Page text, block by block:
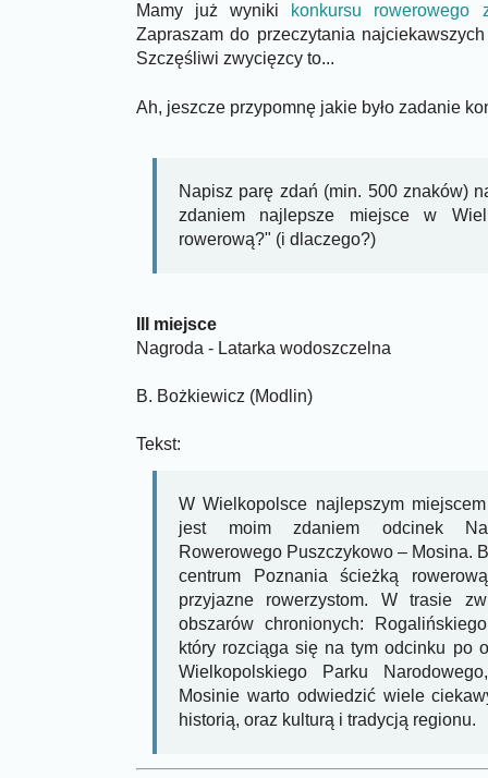
Mamy już wyniki konkursu
Zapraszam do przeczytania
Szczęśliwi zwycięzcy to...
Ah, jeszcze przypomnę jakie było zadanie
Napisz parę zdań (min. 500 znaków)
zdaniem najlepsze miejsce w
rowerową?" (i dlaczego?)
III miejsce
Nagroda - Latarka wodoszczelna
B. Bożkiewicz (Modlin)
Tekst:
W Wielkopolsce najlepszym
jest moim zdaniem odcinek
Rowerowego Puszczykowo – Mosina.
centrum Poznania ścieżką
przyjazne rowerzystom. W trasie
obszarów chronionych:
który rozciąga się na tym odcinku po
Wielkopolskiego Parku
Mosinie warto odwiedzić wiele
historią, oraz kulturą i tradycją regionu.